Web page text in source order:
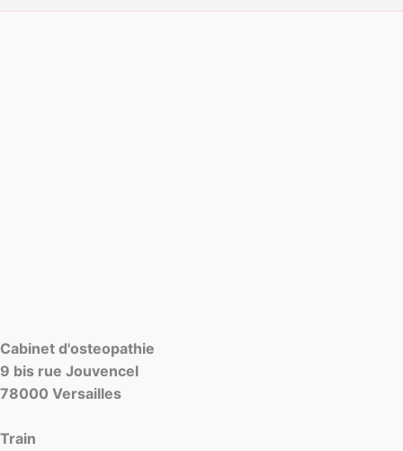
Cabinet d'osteopathie
9 bis rue Jouvencel
78000 Versailles
Train